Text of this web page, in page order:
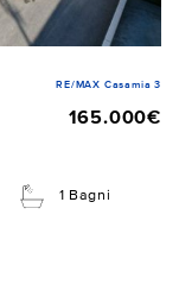
RE/MAX Casamia 3
165.000€
1 Bagni